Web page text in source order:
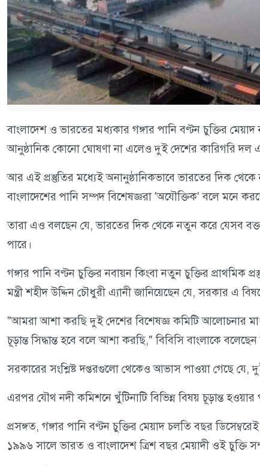
বাংলাদেশ ও ভারতের মধ্যকার গঙ্গার পানি বণ্টন চুক্তির
আনুষ্ঠানিক কোনো ঘোষণা না এলেও দুই দেশের কারিগরি দল এ
আর এই প্রস্তুতির মধ্যেই অনানুষ্ঠানিকভাবে ভারতের দিক
বাংলাদেশের পানি সম্পদ বিশেষজ্ঞরা 'অযৌক্তিক' বলে মনে
তারা এও বলছেন যে, ভারতের দিক থেকে নতুন করে যেসব
পারে।
গঙ্গার পানি বণ্টন চুক্তির নবায়ন কিংবা নতুন চুক্তির প্রাথমিক
মন্ত্রী শহীদ উদ্দিন চৌধুরী এ্যানী জানিয়েছেন যে, সরকার এ
"আমরা আশা করছি দুই দেশের বিশেষজ্ঞ কমিটি আলোচনার
চূড়ান্ত সিদ্ধান্ত হবে বলে আশা করছি," বিবিসি বাংলাকে বলেছেন
সরকারের সংশ্লিষ্ট দপ্তরগুলো থেকেও আভাস পাওয়া গেছে যে,
এরপর যৌথ নদী কমিশনে খুঁটিনাটি বিভিন্ন বিষয় চূড়ান্ত
প্রসঙ্গত, গঙ্গার পানি বণ্টন চুক্তির মেয়াদ চলতি বছর
১৯৯৬ সালে ভারত ও বাংলাদেশ ত্রিশ বছর মেয়াদী ওই চুক্তি